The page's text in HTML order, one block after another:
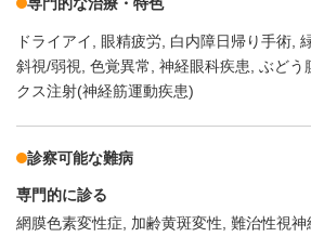
ドライアイ 眼精疲労 白内障日帰り手術
斜視/弱視 色覚異常 神経眼科疾患 ぶどう
クス注射(神経筋運動疾患)
診察可能な難病
専門的に診る
網膜色素変性症
加齢黄斑変性 難治性視神